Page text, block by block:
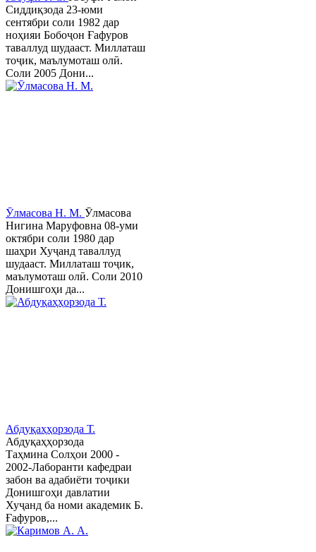
Сиддиқзода 23-юми
сентябри соли 1982 дар
ноҳияи Бобоҷон Ғафуров
таваллуд шудааст. Миллаташ
тоҷик, маълумоташ олӣ.
Соли 2005 Дони...
Ӯлмасова Н. М. Ӯлмасова
Нигина Маруфовна 08-уми
октябри соли 1980 дар
шаҳри Хуҷанд таваллуд
шудааст. Миллаташ тоҷик,
маълумоташ олӣ. Соли 2010
Донишгоҳи да...
Абдуқаҳҳорзода Т.
Абдуқаҳҳорзода
Таҳмина Солҳои 2000 -
2002-Лаборанти кафедраи
забон ва адабиёти тоҷики
Донишгоҳи давлатии
Хуҷанд ба номи академик Б.
Ғафуров,...